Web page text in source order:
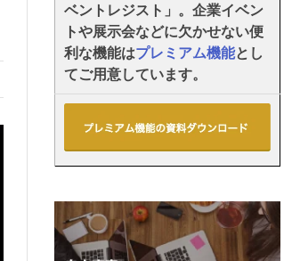
ベントレジスト」。企業イベン
トや展示会などに欠かせない便
利な機能はプレミアム機能とし
てご用意しています。